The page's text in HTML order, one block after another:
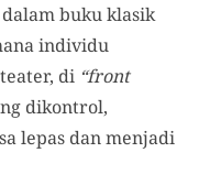
buku klasik
individu
di “front
dikontrol,
lepas dan menjadi